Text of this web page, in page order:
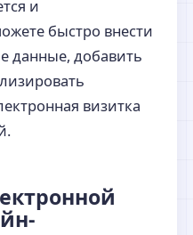
и
быстро внести
данные, добавить
визитка